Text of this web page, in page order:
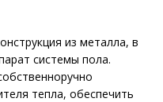
из металла, в
системы пола.
тепла, обеспечить